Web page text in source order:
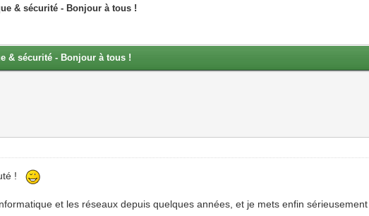
& sécurité - Bonjour à tous !
& sécurité - Bonjour à tous !
!
et les réseaux depuis quelques années, et je mets enfin